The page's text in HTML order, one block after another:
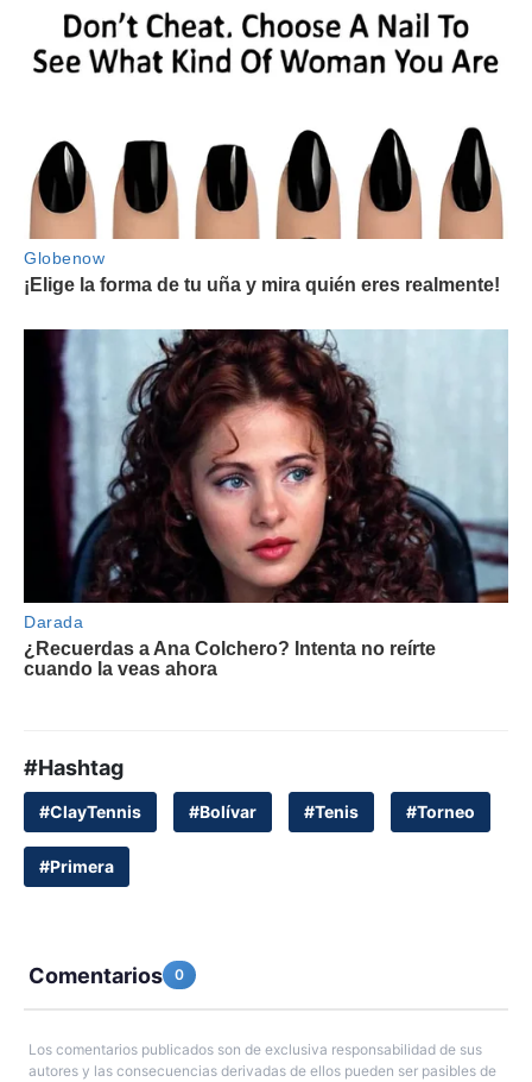
#Hashtag
#ClayTennis #Bolívar #Tenis #Torneo
#Primera
Comentarios 0
Los comentarios publicados son de exclusiva responsabilidad de sus
autores y las consecuencias derivadas de ellos pueden ser pasibles de